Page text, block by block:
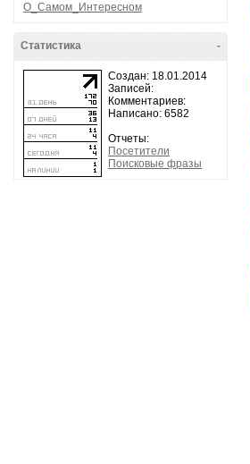
О_Самом_Интересном
-
Статистика
Создан: 18.01.2014
Записей:
Комментариев:
Написано: 6582
Отчеты:
Посетители
Поисковые фразы